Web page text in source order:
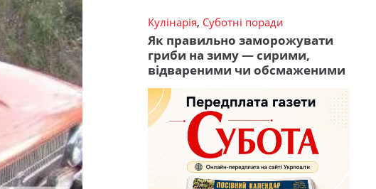
Кулінарія, Суботні поради
Як правильно заморожувати
гриби на зиму — сирими,
відвареними чи обсмаженими